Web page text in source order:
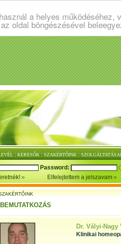
a helyes
oldal böngészésével
: KERESŐK : SZAKÉRTŐINK :
Password:
Elfelejtettem a jelszavam
BEMUTATKOZÁS
Dr. Vályi-Nagy
Klinikai